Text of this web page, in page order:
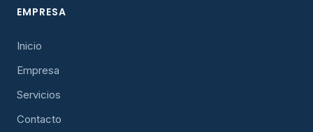
EMPRESA
Inicio
Empresa
Servicios
Contacto